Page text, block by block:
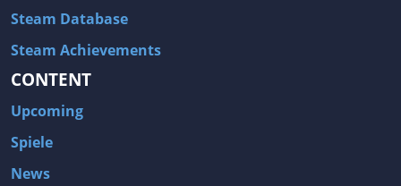
Steam Database
Steam Achievements
CONTENT
Upcoming
Spiele
News